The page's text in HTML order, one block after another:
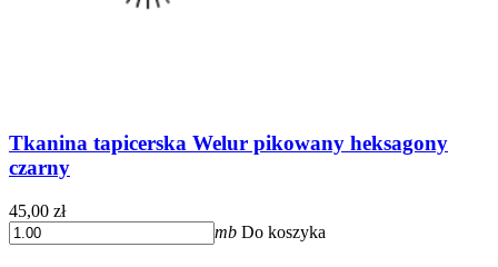
Tkanina tapicerska Welur pikowany heksagony
czarny
45,00 zł
mb Do koszyka